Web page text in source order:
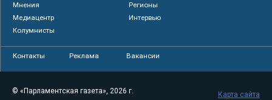
Мнения
Регионы
Медиацентр
Интервью
Колумнисты
Контакты Реклама Вакансии
© «Парламентская газета», 2026 г.
Карта сайта